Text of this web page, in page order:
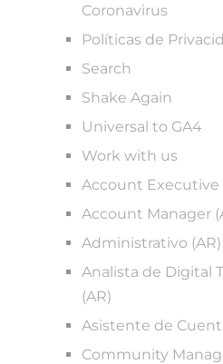
Coronavirus
Políticas de
Search
Shake Again
Universal to GA4
Work with us
Account Executive
Account Manager
Administrativo (AR)
Analista de Digital
(AR)
Asistente de
Community